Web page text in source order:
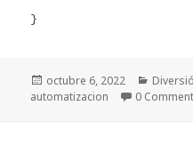
}
Publicado
el
octubre 6, 2022
automatizacion
0